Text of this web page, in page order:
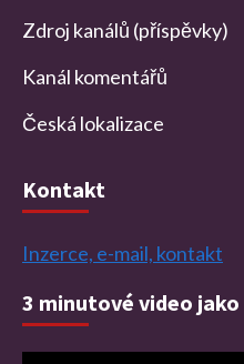
Zdroj kanálů (příspěvky)
Kanál komentářů
Česká lokalizace
Kontakt
Inzerce, e-mail, kontakt
3 minutové video